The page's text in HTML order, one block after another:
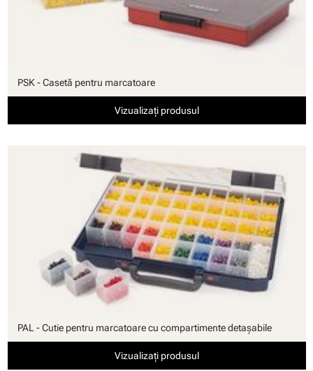
PSK - Casetă pentru marcatoare
Vizualizați produsul
PAL - Cutie pentru marcatoare cu compartimente detaşabile
Vizualizați produsul